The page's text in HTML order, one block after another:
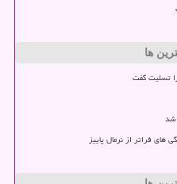
ها
تسلیت گفت
های فراتر از نرمال پاییز